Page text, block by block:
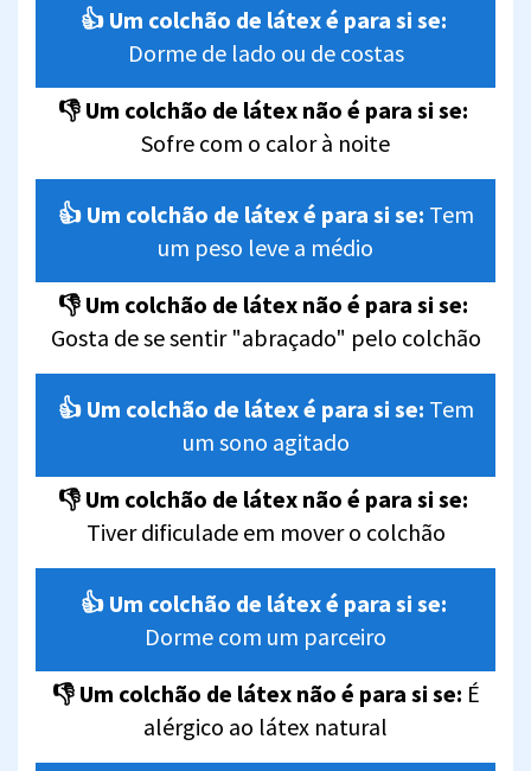
👍 Um colchão de látex é para si se:
Dorme de lado ou de costas
👎 Um colchão de látex não é para si se:
Sofre com o calor à noite
👍 Um colchão de látex é para si se: Tem
um peso leve a médio
👎 Um colchão de látex não é para si se:
Gosta de se sentir "abraçado" pelo colchão
👍 Um colchão de látex é para si se: Tem
um sono agitado
👎 Um colchão de látex não é para si se:
Tiver dificulade em mover o colchão
👍 Um colchão de látex é para si se:
Dorme com um parceiro
👎 Um colchão de látex não é para si se: É
alérgico ao látex natural